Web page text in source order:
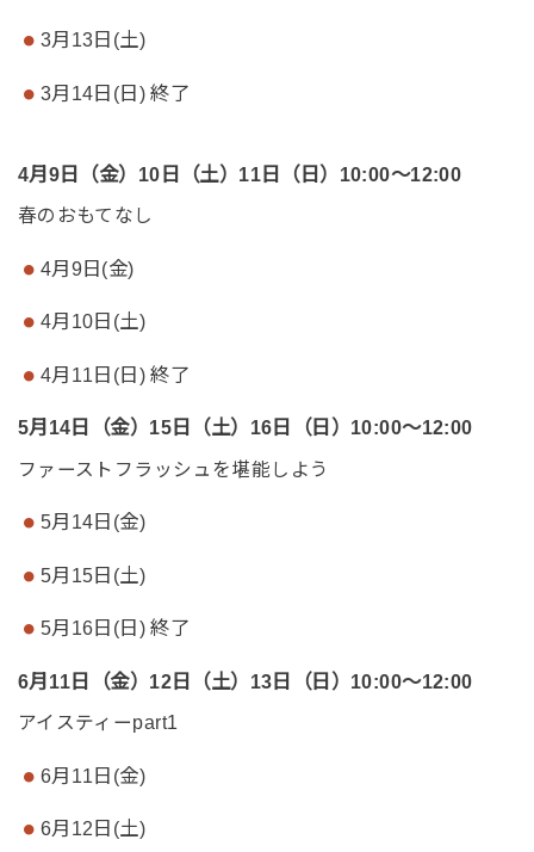
3月13日(土)
3月14日(日) 終了
4月9日（金）10日（土）11日（日）10:00～12:00
春のおもてなし
4月9日(金)
4月10日(土)
4月11日(日) 終了
5月14日（金）15日（土）16日（日）10:00～12:00
ファーストフラッシュを堪能しよう
5月14日(金)
5月15日(土)
5月16日(日) 終了
6月11日（金）12日（土）13日（日）10:00～12:00
アイスティーpart1
6月11日(金)
6月12日(土)